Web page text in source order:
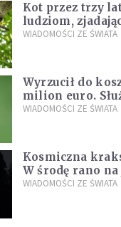
Kot przez trzy
ludziom,
kaczki. W końcu
WIADOMOŚCI ZE ŚWIATA
Wyrzucił do
milion euro.
poszukiwania
WIADOMOŚCI ZE ŚWIATA
Kosmiczna
W środę rano na
powierzchni
WIADOMOŚCI ZE ŚWIATA